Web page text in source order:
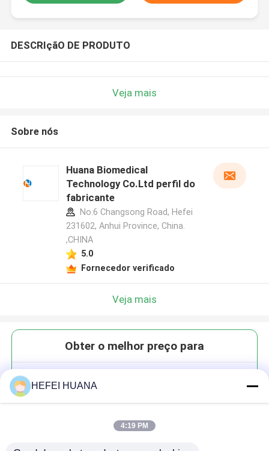
DESCRIçãO DE PRODUTO
Veja mais
Sobre nós
Huana Biomedical
Technology Co.Ltd perfil do
fabricante
No.6 Changsong Road, Hefei
231602, Anhui Province, China.
,CHINA
5.0
Fornecedor verificado
Veja mais
Obter o melhor preço para
HEFEI HUANA
4:19 PM